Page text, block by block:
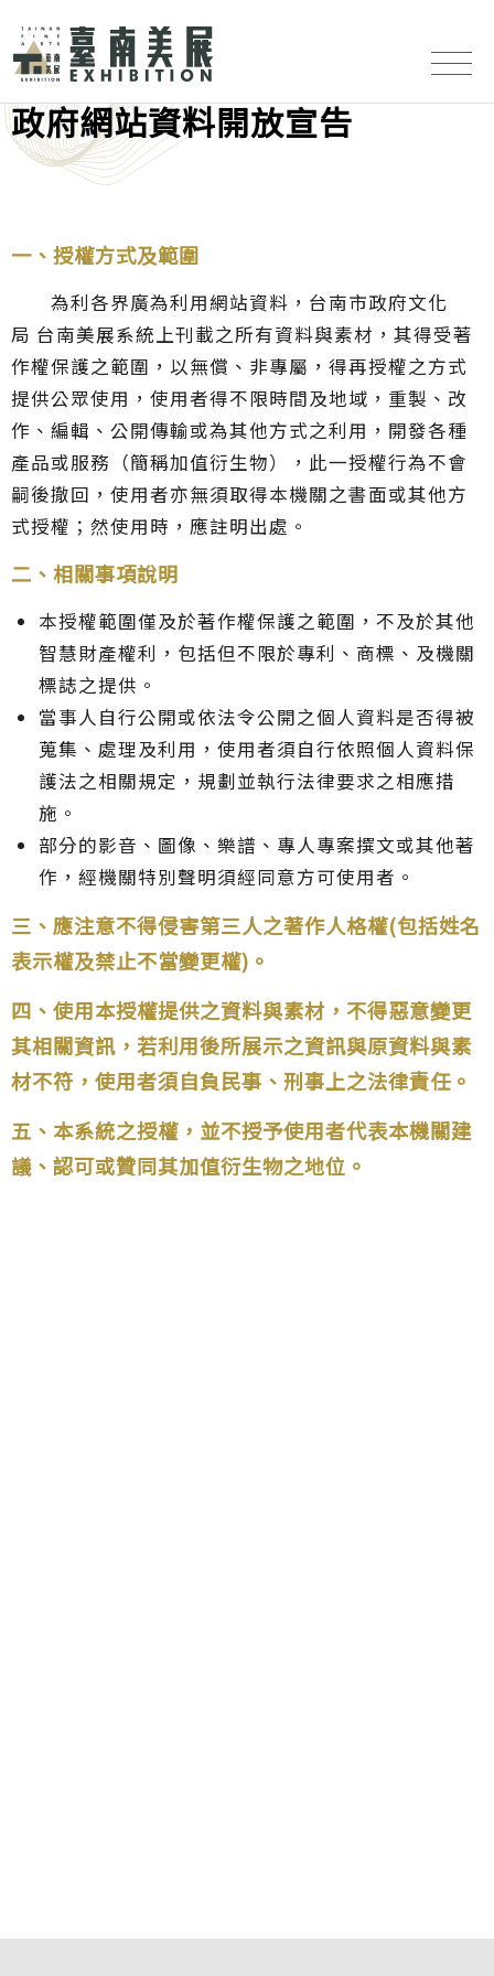
:::
:::
政府網站資料開放宣告
一、授權方式及範圍
為利各界廣為利用網站資料，台南市政府文化
局 台南美展系統上刊載之所有資料與素材，其得受著
作權保護之範圍，以無償、非專屬，得再授權之方式
提供公眾使用，使用者得不限時間及地域，重製、改
作、編輯、公開傳輸或為其他方式之利用，開發各種
產品或服務（簡稱加值衍生物），此一授權行為不會
嗣後撤回，使用者亦無須取得本機關之書面或其他方
式授權；然使用時，應註明出處。
二、相關事項說明
本授權範圍僅及於著作權保護之範圍，不及於其他
智慧財產權利，包括但不限於專利、商標、及機關
標誌之提供。
當事人自行公開或依法令公開之個人資料是否得被
蒐集、處理及利用，使用者須自行依照個人資料保
護法之相關規定，規劃並執行法律要求之相應措
施。
部分的影音、圖像、樂譜、專人專案撰文或其他著
作，經機關特別聲明須經同意方可使用者。
三、應注意不得侵害第三人之著作人格權(包括姓名
表示權及禁止不當變更權)。
四、使用本授權提供之資料與素材，不得惡意變更
其相關資訊，若利用後所展示之資訊與原資料與素
材不符，使用者須自負民事、刑事上之法律責任。
五、本系統之授權，並不授予使用者代表本機關建
議、認可或贊同其加值衍生物之地位。